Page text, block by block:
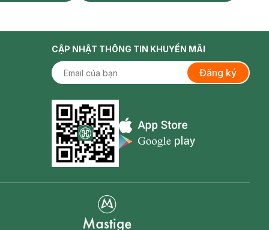
CẬP NHẬT THÔNG TIN KHUYẾN MÃI
Đăng ký
Appstore icon